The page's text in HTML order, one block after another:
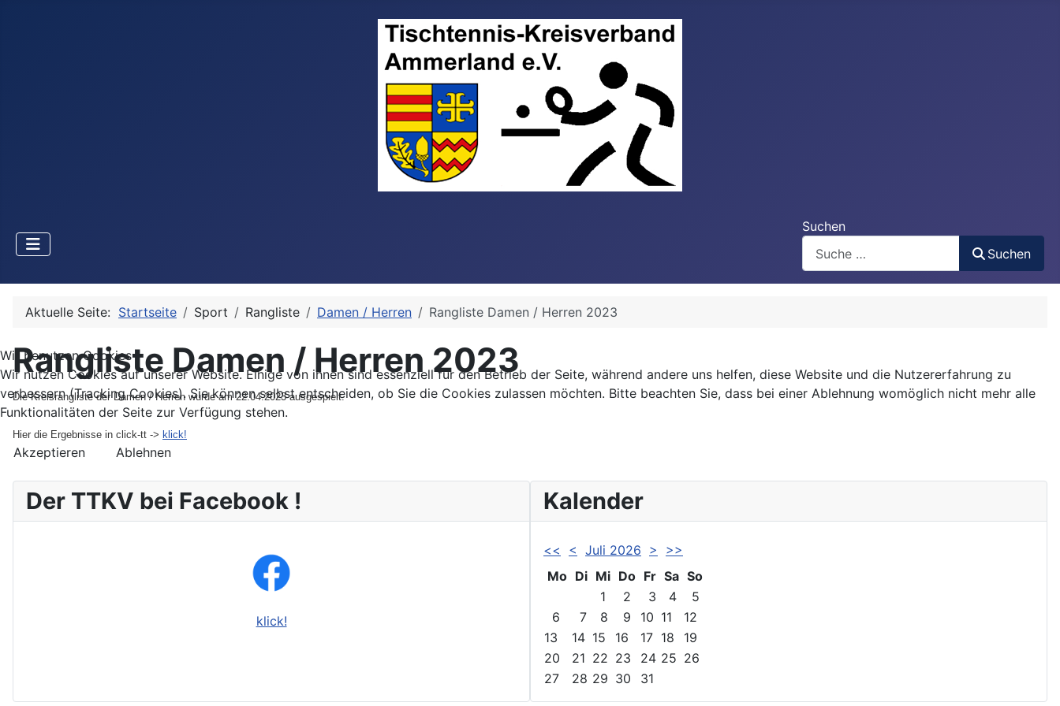
Suchen
Suchen
Aktuelle Seite: Startseite Sport Rangliste Damen / Herren Rangliste Damen / Herren 2023
Rangliste Damen / Herren 2023
Die Kreisrangliste der Damen / Herren wurde am 22.04.2023 ausgespielt.
Hier die Ergebnisse in click-tt -> klick!
Der TTKV bei Facebook !
klick!
Kalender
<< < Juli 2026 >
>>
Mo Di Mi Do Fr Sa So
1
2 3 4
5
6
7 8 9 10 11
12
13
14 15 16 17 18
19
20
21 22 23 24 25 26
27
28 29 30 31
Wir benutzen Cookies
Wir nutzen Cookies auf unserer Website. Einige von ihnen sind essenziell für den Betrieb der Seite, während andere uns helfen, diese Website und die Nutzererfahrung zu
verbessern (Tracking Cookies). Sie können selbst entscheiden, ob Sie die Cookies zulassen möchten. Bitte beachten Sie, dass bei einer Ablehnung womöglich nicht mehr alle
Funktionalitäten der Seite zur Verfügung stehen.
Akzeptieren Ablehnen